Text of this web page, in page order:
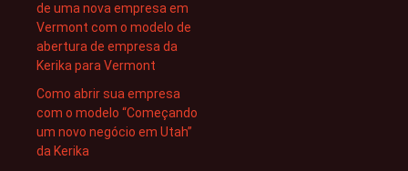
de uma nova empresa em
Vermont com o modelo de
abertura de empresa da
Kerika para Vermont
Como abrir sua empresa
com o modelo “Começando
um novo negócio em Utah”
da Kerika